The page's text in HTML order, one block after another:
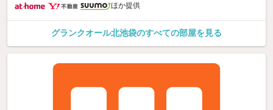
ほか提供
グランクオール北池袋のすべての部屋を見る